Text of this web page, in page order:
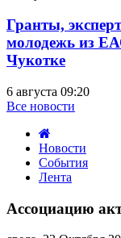
Гранты,
молодежь из
Чукотке
6 августа 09:20
Все новости
Новости
События
Лента
активных
граждан
создадут
Ассоциацию